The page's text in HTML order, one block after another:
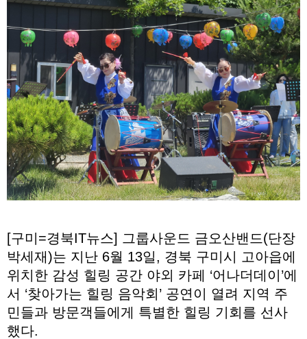
[구미=경북IT뉴스] 그룹사운드 금오산밴드(단장
박세재)는 지난 6월 13일, 경북 구미시 고아읍에
위치한 감성 힐링 공간 야외 카페 ‘어나더데이’에
서 ‘찾아가는 힐링 음악회’ 공연이 열려 지역 주
민들과 방문객들에게 특별한 힐링 기회를 선사
했다.